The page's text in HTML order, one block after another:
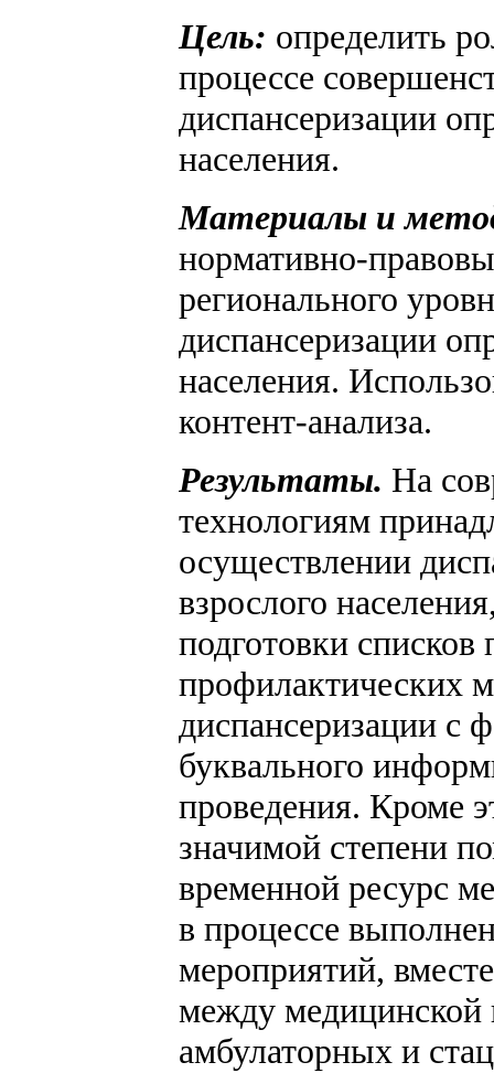
Цель: определить
процессе
диспансеризации
населения.
Материалы и
нормативно-
регионального
диспансеризации
населения.
контент-анализа.
Результаты. На
технологиям
осуществлении
взрослого
подготовки списков
профилактических
диспансеризации с
буквального
проведения. Кроме
значимой степени
временной ресурс
в процессе
мероприятий,
между
амбулаторных и